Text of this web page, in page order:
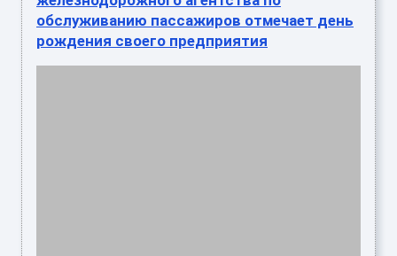
обслуживанию пассажиров отмечает день
рождения своего предприятия